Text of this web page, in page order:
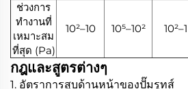
ช่วงการ
ทำงานที่
เหมาะสม
ที่สุด (Pa)
10²–10 10⁵–10² 10²–1
กฎและสูตรต่างๆ
1. อัตราการสูบด้านหน้าของปั๊มรูทส์